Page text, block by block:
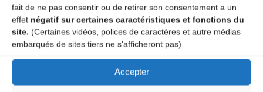
fait de ne pas consentir ou de retirer son consentement a un
effet négatif sur certaines caractéristiques et fonctions du
site. (Certaines vidéos, polices de caractères et autre médias
embarqués de sites tiers ne s'afficheront pas)
Accepter
obligatoires sont indiqués avec*